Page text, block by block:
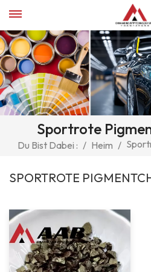
Sportrote
Du Bist Dabei : / Heim /
SPORTROTE